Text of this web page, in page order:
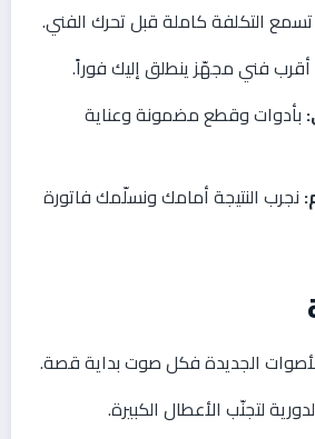
تسمع التكلفة كاملة قبل تحرك الفني.
أقرب فني مجهّز ينطلق إليك فوراً.
بأدوات وقطع مضمونة وعناية
نجرب النتيجة أمامك ونسلّمك فاتورة
الجديدة فكل صوت بداية قصة.
لتجنّب الأعطال الكبيرة.